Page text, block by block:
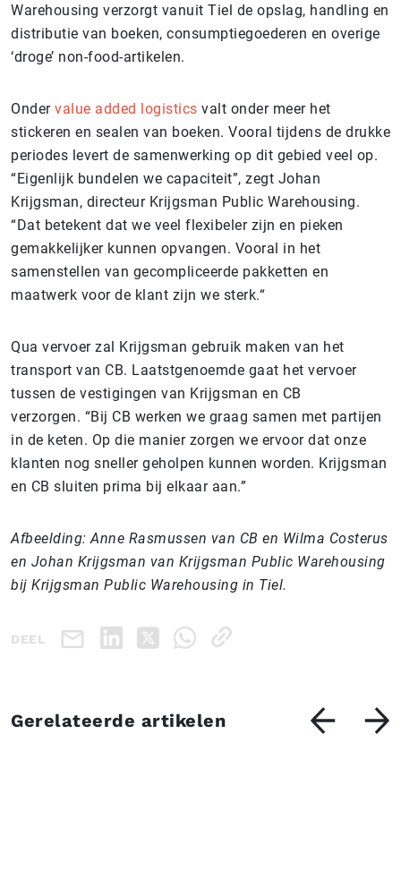
Warehousing verzorgt vanuit Tiel de opslag, handling en
distributie van boeken, consumptiegoederen en overige
‘droge’ non-food-artikelen.
Onder value added logistics valt onder meer het
stickeren en sealen van boeken. Vooral tijdens de drukke
periodes levert de samenwerking op dit gebied veel op.
“Eigenlijk bundelen we capaciteit”, zegt Johan
Krijgsman, directeur Krijgsman Public Warehousing.
“Dat betekent dat we veel flexibeler zijn en pieken
gemakkelijker kunnen opvangen. Vooral in het
samenstellen van gecompliceerde pakketten en
maatwerk voor de klant zijn we sterk.“
Qua vervoer zal Krijgsman gebruik maken van het
transport van CB. Laatstgenoemde gaat het vervoer
tussen de vestigingen van Krijgsman en CB
verzorgen. “Bij CB werken we graag samen met partijen
in de keten. Op die manier zorgen we ervoor dat onze
klanten nog sneller geholpen kunnen worden. Krijgsman
en CB sluiten prima bij elkaar aan.”
Afbeelding: Anne Rasmussen van CB en Wilma Costerus
en Johan Krijgsman van Krijgsman Public Warehousing
bij Krijgsman Public Warehousing in Tiel.
DEEL
Gerelateerde artikelen